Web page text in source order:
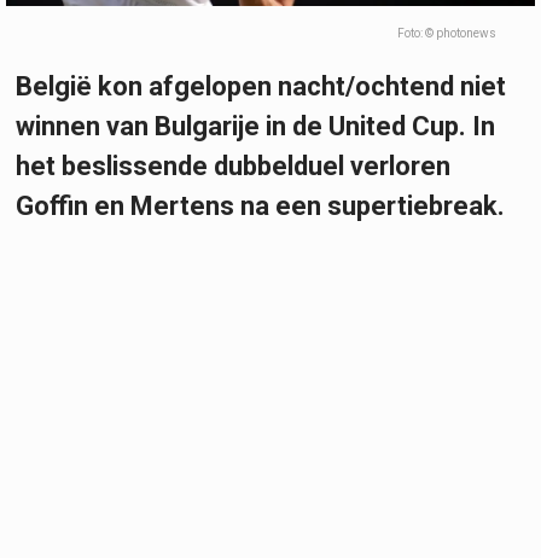
Foto: © photonews
België kon afgelopen nacht/ochtend niet
winnen van Bulgarije in de United Cup. In
het beslissende dubbelduel verloren
Goffin en Mertens na een supertiebreak.